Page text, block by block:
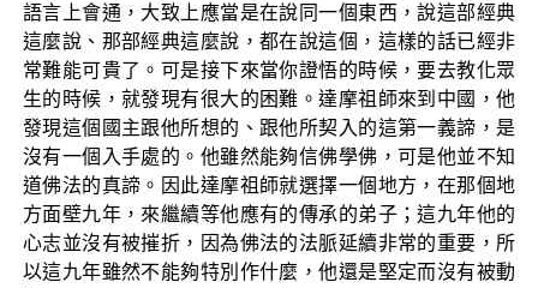
語言上會通，大致上應當是在說同一個東西，說這部經典
這麼說、那部經典這麼說，都在說這個，這樣的話已經非
常難能可貴了。可是接下來當你證悟的時候，要去教化眾
生的時候，就發現有很大的困難。達摩祖師來到中國，他
發現這個國主跟他所想的、跟他所契入的這第一義諦，是
沒有一個入手處的。他雖然能夠信佛學佛，可是他並不知
道佛法的真諦。因此達摩祖師就選擇一個地方，在那個地
方面壁九年，來繼續等他應有的傳承的弟子；這九年他的
心志並沒有被摧折，因為佛法的法脈延續非常的重要，所
以這九年雖然不能夠特別作什麼，他還是堅定而沒有被動